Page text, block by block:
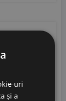
uri
și a